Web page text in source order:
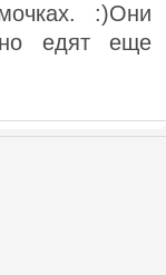
:)Они
но едят еще